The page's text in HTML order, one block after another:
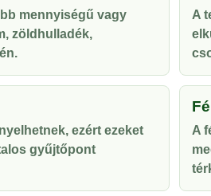
mennyiségű vagy
zöldhulladék,
A
ezért ezeket
gyűjtőpont
A